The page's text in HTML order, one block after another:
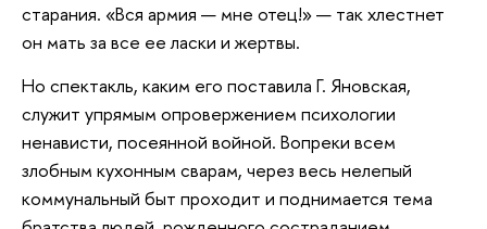
старания. «Вся армия — мне отец!» — так хлестнет
он мать за все ее ласки и жертвы.
Но спектакль, каким его поставила Г. Яновская,
служит упрямым опровержением психологии
ненависти, посеянной войной. Вопреки всем
злобным кухонным сварам, через весь нелепый
коммунальный быт проходит и поднимается тема